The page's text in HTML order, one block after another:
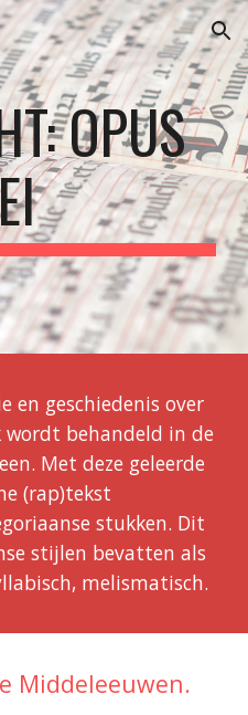
Skip to navigation
OPUS
en geschiedenis over
wordt behandeld in de
Met deze geleerde
(rap)tekst
stukken. Dit
stijlen bevatten als
melismatisch.
Middeleeuwen.